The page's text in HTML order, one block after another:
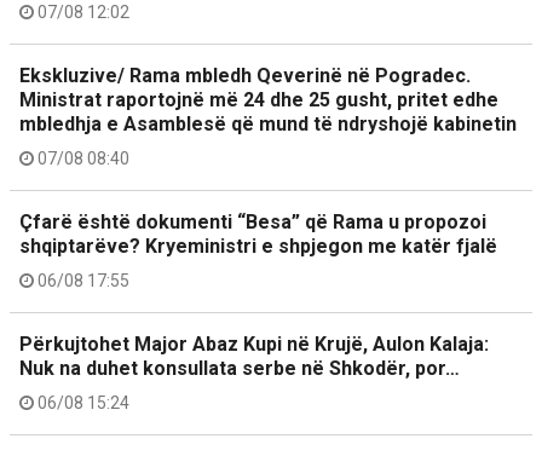
07/08 12:02
Ekskluzive/ Rama mbledh Qeverinë në Pogradec.
Ministrat raportojnë më 24 dhe 25 gusht, pritet edhe
mbledhja e Asamblesë që mund të ndryshojë kabinetin
07/08 08:40
Çfarë është dokumenti “Besa” që Rama u propozoi
shqiptarëve? Kryeministri e shpjegon me katër fjalë
06/08 17:55
Përkujtohet Major Abaz Kupi në Krujë, Aulon Kalaja:
Nuk na duhet konsullata serbe në Shkodër, por…
06/08 15:24